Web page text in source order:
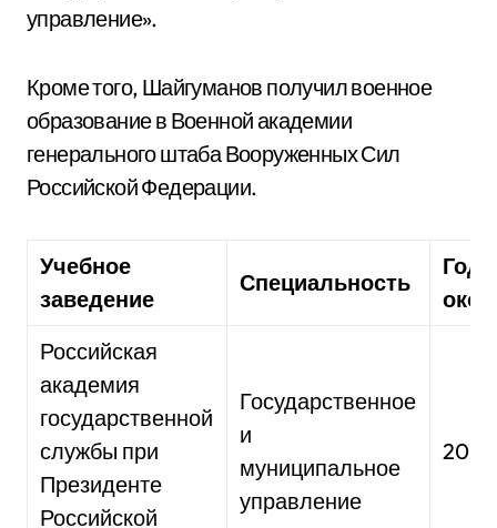
управление».
Кроме того, Шайгуманов получил военное
образование в Военной академии
генерального штаба Вооруженных Сил
Российской Федерации.
Учебное
заведение
Специальность
Год
Российская
академия
государственной
службы при
Президенте
Российской
Государственное
и
муниципальное
управление